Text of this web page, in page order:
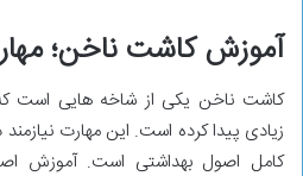
آموزش کاشت ناخن؛
کاشت ناخن یکی از شاخه ‌هایی است
زیادی پیدا کرده است. این مهارت
کامل اصول بهداشتی است. آموزش